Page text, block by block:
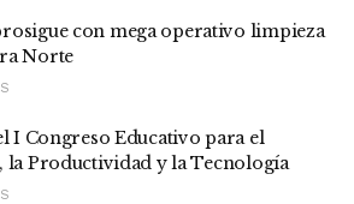
con mega operativo limpieza
Norte
I Congreso Educativo para el
la Productividad y la Tecnología